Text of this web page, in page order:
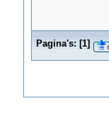
Pagina's: [1]